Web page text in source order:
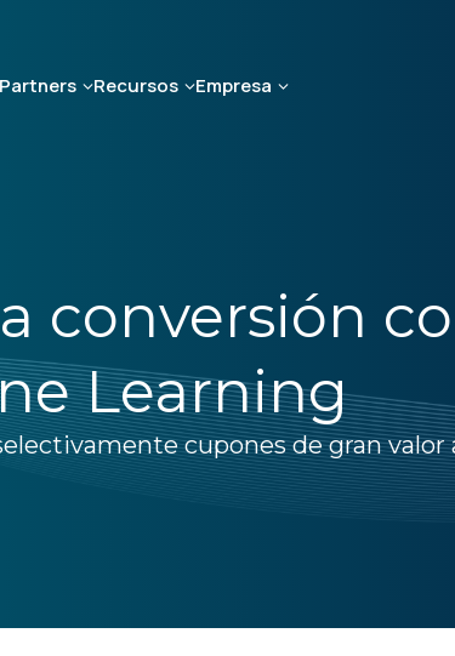
Partners Recursos Empresa
conversión
Learning
cupones de gran valor